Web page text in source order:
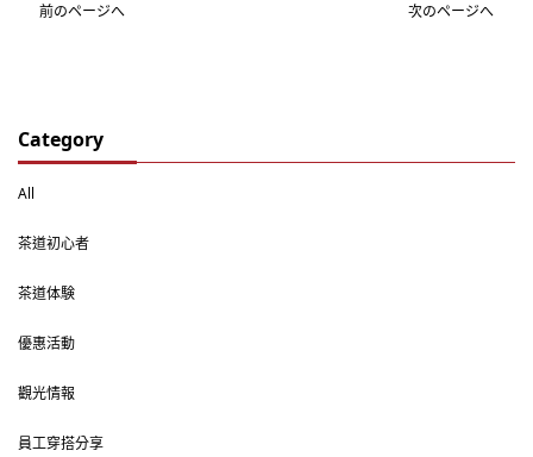
Category
All
茶道初心者
茶道体験
優惠活動
觀光情報
員工穿搭分享
前のページへ
次のページへ